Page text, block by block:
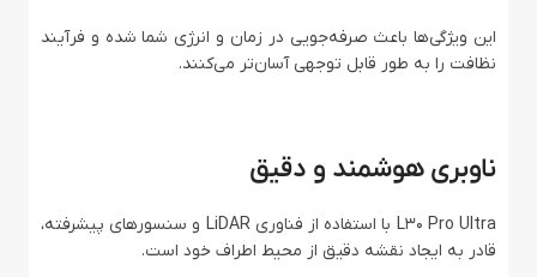
این ویژگی‌ها باعث صرفه‌جویی در زمان و انرژی شما شده و فرآیند
نظافت را به طور قابل توجهی آسان‌تر می‌کنند.
ناوبری هوشمند و دقیق
L30 Pro Ultra با استفاده از فناوری LiDAR و سنسورهای پیشرفته،
قادر به ایجاد نقشه دقیق از محیط اطراف خود است.